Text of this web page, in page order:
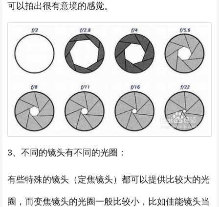
可以拍出很有意境的感觉。
3、不同的镜头有不同的光圈：
有些特殊的镜头（定焦镜头）都可以提供比较大的光
圈，而变焦镜头的光圈一般比较小，比如佳能镜头当